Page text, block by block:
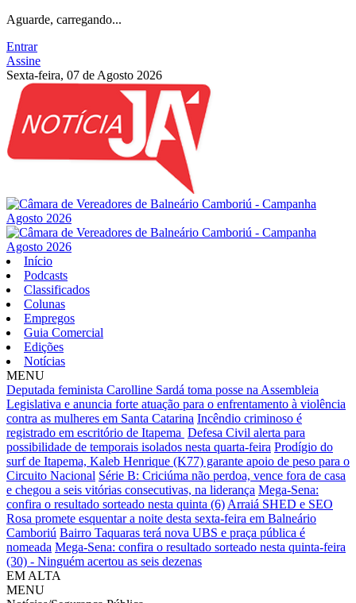
Aguarde, carregando...
Entrar
Assine
Sexta-feira, 07 de Agosto 2026
Início
Podcasts
Classificados
Colunas
Empregos
Guia Comercial
Edições
Notícias
MENU
Deputada feminista Carolline Sardá toma posse na Assembleia
Legislativa e anuncia forte atuação para o enfrentamento à violência
contra as mulheres em Santa Catarina Incêndio criminoso é
registrado em escritório de Itapema Defesa Civil alerta para
possibilidade de temporais isolados nesta quarta-feira Prodígio do
surf de Itapema, Kaleb Henrique (K77) garante apoio de peso para o
Circuito Nacional Série B: Criciúma não perdoa, vence fora de casa
e chegou a seis vitórias consecutivas, na liderança Mega-Sena:
confira o resultado sorteado nesta quinta (6) Arraiá SHED e SEO
Rosa promete esquentar a noite desta sexta-feira em Balneário
Camboriú Bairro Taquaras terá nova UBS e praça pública é
nomeada Mega-Sena: confira o resultado sorteado nesta quinta-feira
(30) - Ninguém acertou as seis dezenas
EM ALTA
MENU